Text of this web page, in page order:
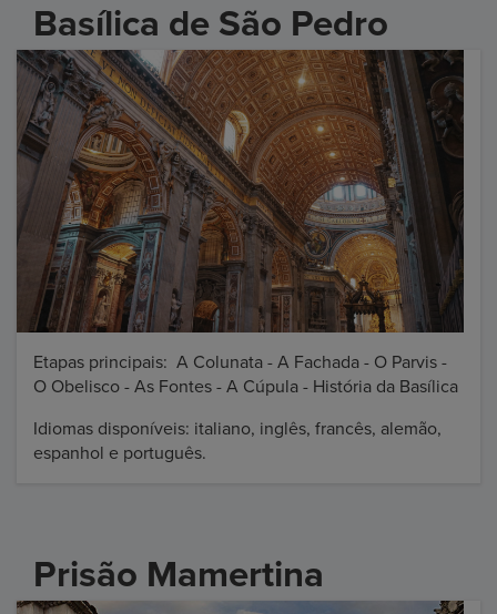
Basílica de São Pedro
Etapas principais: A Colunata - A Fachada - O Parvis -
O Obelisco - As Fontes - A Cúpula - História da Basílica
Idiomas disponíveis: italiano, inglês, francês, alemão,
espanhol e português.
Prisão Mamertina